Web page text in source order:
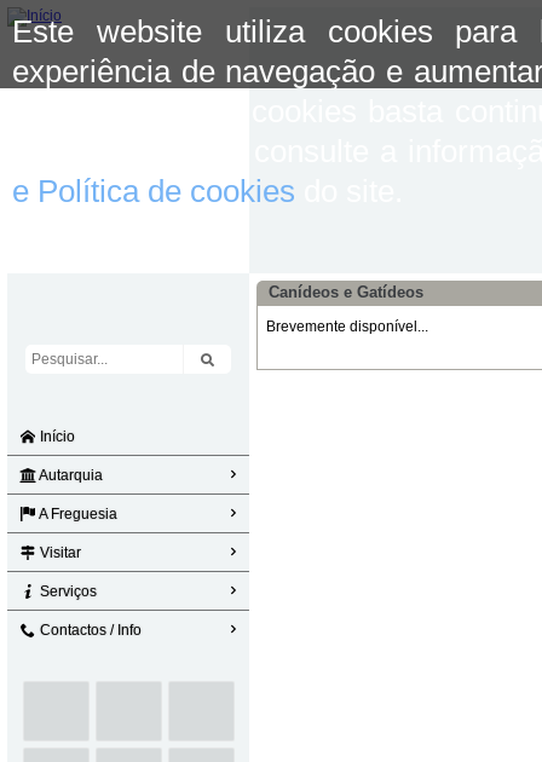
Este website utiliza cookies para
experiência de navegação e
e Política de cookies
Início
Autarquia
A Freguesia
Visitar
Serviços
Contactos / Info
Canídeos e Gatídeos
Brevemente disponível...